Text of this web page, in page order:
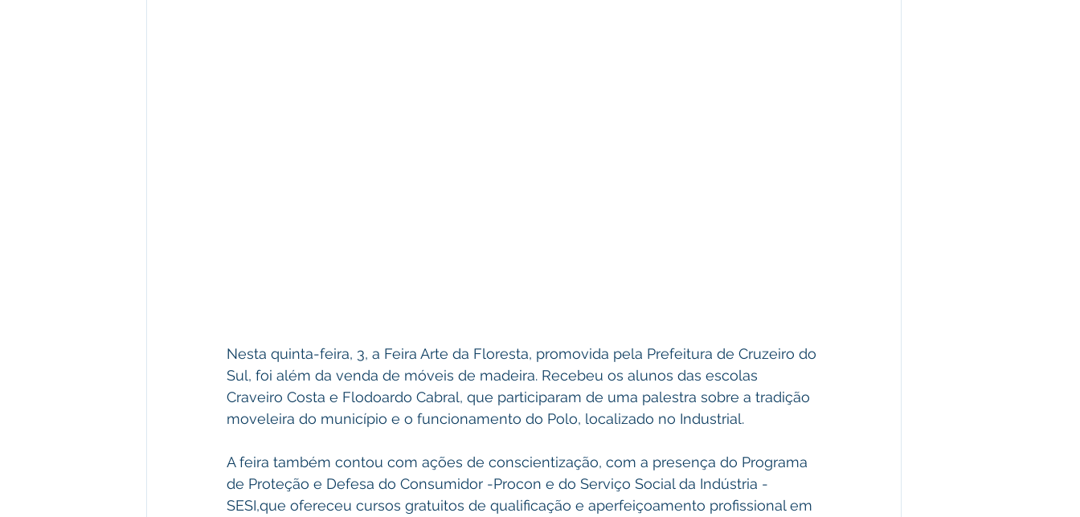
Nesta quinta-feira, 3, a Feira Arte da Floresta, promovida pela Prefeitura de Cruzeiro do
Sul, foi além da venda de móveis de madeira. Recebeu os alunos das escolas
Craveiro Costa e Flodoardo Cabral, que participaram de uma palestra sobre a tradição
moveleira do município e o funcionamento do Polo, localizado no Industrial.
A feira também contou com ações de conscientização, com a presença do Programa
de Proteção e Defesa do Consumidor -Procon e do Serviço Social da Indústria -
SESI,que ofereceu cursos gratuitos de qualificação e aperfeiçoamento profissional em